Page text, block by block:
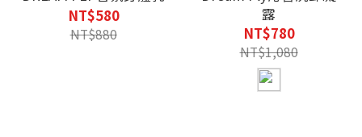
NT$580
NT$880
露
NT$780
NT$1,080